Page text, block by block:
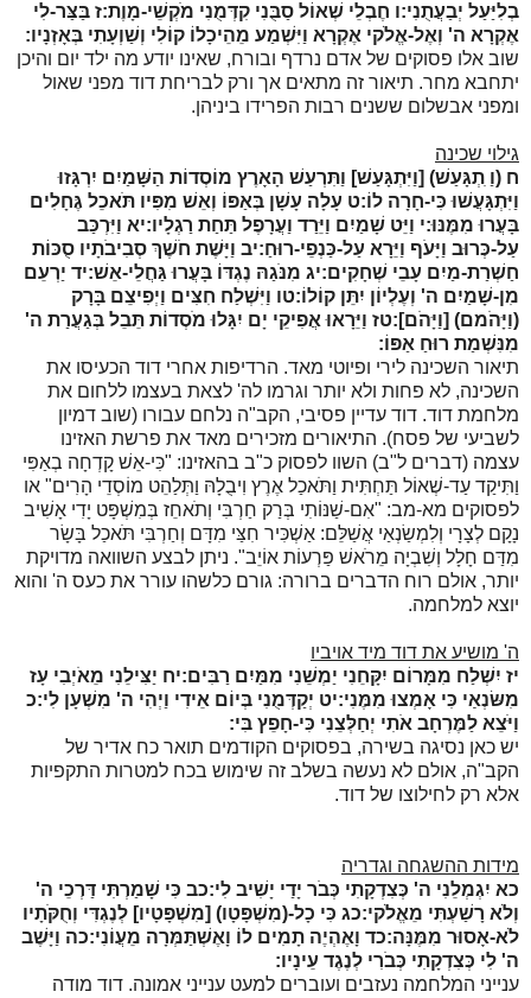
בְלִיַּעַל יְבַעֲתֻנִי:ו חֶבְלֵי שְׁאוֹל סַבֻּנִי קִדְּמֻנִי מֹקְשֵׁי-מָוֶת:ז בַּצַּר-לִי
אֶקְרָא ה' וְאֶל-אֱלֹקי אֶקְרָא וַיִּשְׁמַע מֵהֵיכָלוֹ קוֹלִי וְשַׁוְעָתִי בְּאָזְנָיו:
שוב אלו פסוקים של אדם נרדף ובורח, שאינו יודע מה ילד יום והיכן
יתחבא מחר. תיאור זה מתאים אך ורק לבריחת דוד מפני שאול
ומפני אבשלום ששנים רבות הפרידו ביניהן.
גילוי שכינה
ח (וַ ִתְגָּעַשׁ) [וַיִּתְגָּעַשׁ] וַתִּרְעַשׁ הָאָרֶץ מוֹסְדוֹת הַשָּׁמַיִם יִרְגָּזוּ
וַיִּתְגָּעֲשׁוּ כִּי-חָרָה לוֹ:ט עָלָה עָשָׁן בְּאַפּוֹ וְאֵשׁ מִפִּיו תֹּאכֵל גֶּחָלִים
בָּעֲרוּ מִמֶּנּוּ:י וַיֵּט שָׁמַיִם וַיֵּרַד וַעֲרָפֶל תַּחַת רַגְלָיו:יא וַיִּרְכַּב
עַל-כְּרוּב וַיָּעֹף וַיֵּרָא עַל-כַּנְפֵי-רוּחַ:יב וַיָּשֶׁת חֹשֶׁךְ סְבִיבֹתָיו סֻכּוֹת
חַשְׁרַת-מַיִם עָבֵי שְׁחָקִים:יג מִנֹּגַהּ נֶגְדּוֹ בָּעֲרוּ גַּחֲלֵי-אֵשׁ:יד יַרְעֵם
מִן-שָׁמַיִם ה' וְעֶלְיוֹן יִתֵּן קוֹלוֹ:טו וַיִּשְׁלַח חִצִּים וַיְפִיצֵם בָּרָק
(וַיָּהֹמם) [וַיָּהֹם]:טז וַיֵּרָאוּ אֲפִיקֵי יָם יִגָּלוּ מֹסְדוֹת תֵּבֵל בְּגַעֲרַת ה'
מִנִּשְׁמַת רוּחַ אַפּוֹ:
תיאור השכינה לירי ופיוטי מאד. הרדיפות אחרי דוד הכעיסו את
השכינה, לא פחות ולא יותר וגרמו לה' לצאת בעצמו ללחום את
מלחמת דוד. דוד עדיין פסיבי, הקב"ה נלחם עבורו (שוב דמיון
לשביעי של פסח). התיאורים מזכירים מאד את פרשת האזינו
עצמה (דברים ל"ב) השוו לפסוק כ"ב בהאזינו: "כִּי-אֵשׁ קָדְחָה בְאַפִּי
וַתִּיקַד עַד-שְׁאוֹל תַּחְתִּית וַתֹּאכַל אֶרֶץ וִיבֻלָהּ וַתְּלַהֵט מוֹסְדֵי הָרִים" או
לפסוקים מא-מב: "אִם-שַׁנּוֹתִי בְּרַק חַרְבִּי וְתֹאחֵז בְּמִשְׁפָּט יָדִי אָשִׁיב
נָקָם לְצָרָי וְלִמְשַׂנְאַי אֲשַׁלֵּם: אַשְׁכִּיר חִצַּי מִדָּם וְחַרְבִּי תֹּאכַל בָּשָׂר
מִדַּם חָלָל וְשִׁבְיָה מֵרֹאשׁ פַּרְעוֹת אוֹיֵב". ניתן לבצע השוואה מדויקת
יותר, אולם רוח הדברים ברורה: גורם כלשהו עורר את כעס ה' והוא
יוצא למלחמה.
ה' מושיע את דוד מיד אויביו
יז יִשְׁלַח מִמָּרוֹם יִקָּחֵנִי יַמְשֵׁנִי מִמַּיִם רַבִּים:יח יַצִּילֵנִי מֵאֹיְבִי עָז
מִשּׂנְאַי כִּי אָמְצוּ מִמֶּנִי:יט יְקַדְּמֻנִי בְּיוֹם אֵידִי וַיְהִי ה' מִשְׁעָן לִי:כ
וַיֹּצֵא לַמֶּרְחָב אֹתִי יְחַלְּצֵנִי כִּי-חָפֵץ בִּי:
יש כאן נסיגה בשירה, בפסוקים הקודמים תואר כח אדיר של
הקב"ה, אולם לא נעשה בשלב זה שימוש בכח למטרות התקפיות
אלא רק לחילוצו של דוד.
מידות ההשגחה וגדריה
כא יִגְמְלֵנִי ה' כְּצִדְקָתִי כְּבֹר יָדַי יָשִׁיב לִי:כב כִּי שָׁמַרְתִּי דַּרְכֵי ה'
וְלֹא רָשַׁעְתִּי מֵאֱלֹקי:כג כִּי כָל-(מִשְׁפָּטָו) [מִשְׁפָּטָיו] לְנֶגְדִּי וְחֻקֹּתָיו
לֹא-אָסוּר מִמֶּנָּה:כד וָאֶהְיֶה תָמִים לוֹ וָאֶשְׁתַּמְּרָה מֵעֲוֹנִי:כה וַיָּשֶׁב
ה' לִי כְּצִדְקָתִי כְּבֹרִי לְנֶגֶד עֵינָיו:
ענייני המלחמה נעזבים ועוברים למעט ענייני אמונה. דוד מודה